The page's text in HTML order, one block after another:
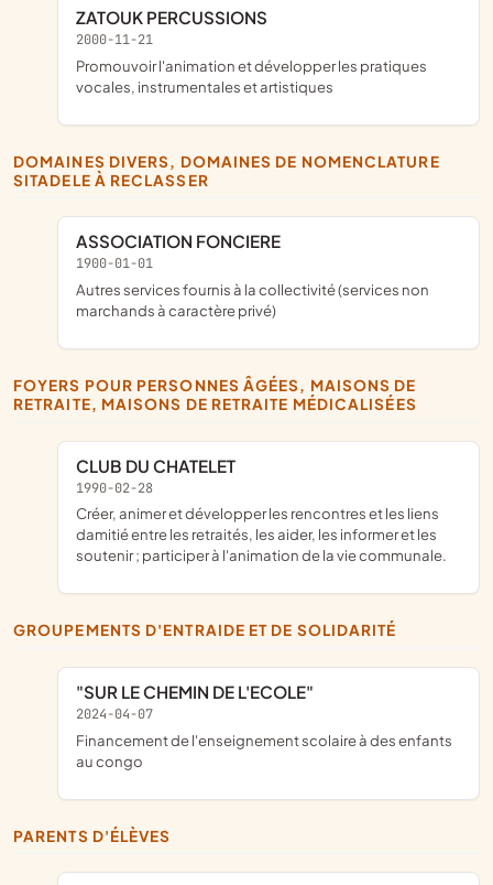
ZATOUK PERCUSSIONS
2000-11-21
promouvoir l'animation et développer les pratiques
vocales, instrumentales et artistiques
DOMAINES DIVERS, DOMAINES DE NOMENCLATURE
SITADELE À RECLASSER
ASSOCIATION FONCIERE
1900-01-01
Autres services fournis à la collectivité (services non
marchands à caractère privé)
FOYERS POUR PERSONNES ÂGÉES, MAISONS DE
RETRAITE, MAISONS DE RETRAITE MÉDICALISÉES
CLUB DU CHATELET
1990-02-28
créer, animer et développer les rencontres et les liens
damitié entre les retraités, les aider, les informer et les
soutenir ; participer à l'animation de la vie communale.
GROUPEMENTS D'ENTRAIDE ET DE SOLIDARITÉ
"SUR LE CHEMIN DE L'ECOLE"
2024-04-07
financement de l'enseignement scolaire à des enfants
au congo
PARENTS D'ÉLÈVES